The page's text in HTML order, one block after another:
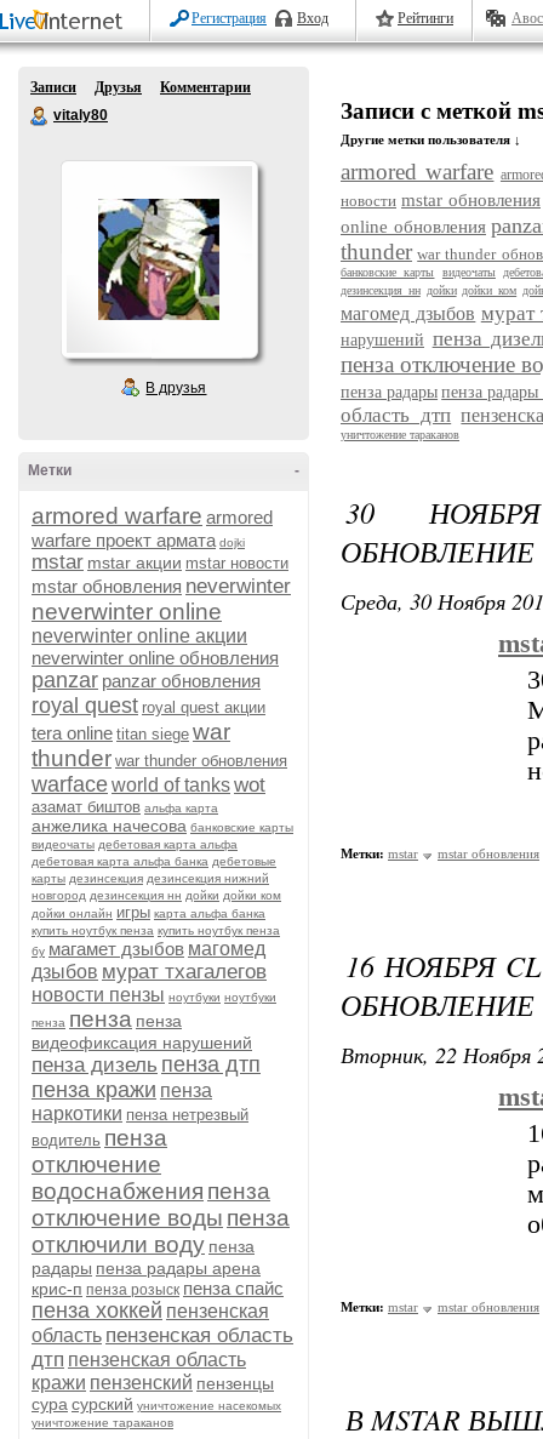
Регистрация Вход Рейтинги
Записи Друзья
Комментарии
vitaly80
В друзья
-
Метки
armored warfare armored
warfare проект армата dojki
mstar mstar акции mstar новости
mstar обновления neverwinter
neverwinter online
neverwinter online акции
neverwinter online обновления
panzar panzar обновления
royal quest royal quest акции
tera online titan siege war
thunder war thunder обновления
warfaceworld of tankswot
азамат биштов альфа карта
анжелика начесова банковские карты
видеочаты дебетовая карта альфа
дебетовая карта альфа банка дебетовые
карты дезинсекция дезинсекция нижний
новгород дезинсекция нн дойки дойки ком
дойки онлайн игры карта альфа банка
купить ноутбук пенза купить ноутбук пенза
бу магамет дзыбов магомед
дзыбов мурат тхагалегов
новости пензы ноутбуки ноутбуки
пенза пенза пенза
видеофиксация нарушений
пенза дизель пенза дтп
пенза кражи пенза
наркотики пенза нетрезвый
водитель пенза
отключение
водоснабжения пенза
отключение воды пенза
отключили воду пенза
радары пенза радары арена
крис-п пенза розыск пенза спайс
пенза хоккей пензенская
область пензенская область
дтп пензенская область
кражи пензенский пензенцы
сура сурский уничтожение насекомых
уничтожение тараканов
Записи с меткой
Другие метки пользователя ↓
armored warfare
новости mstar обновления
online обновления
thunder war thunder
банковские карты видеочаты
дезинсекция нн дойки дойки ком
магомед дзыбов мурат
нарушений пенза
пенза отключение
пенза радары пенза
область дтп
уничтожение тараканов
30
ОБНОВЛЕНИЕ
Среда, 30 Ноября
Метки: mstar mstar обновления
16 НОЯБРЯ
ОБНОВЛЕНИЕ
Вторник, 22 Ноября
Метки: mstar mstar обновления
В MSTAR